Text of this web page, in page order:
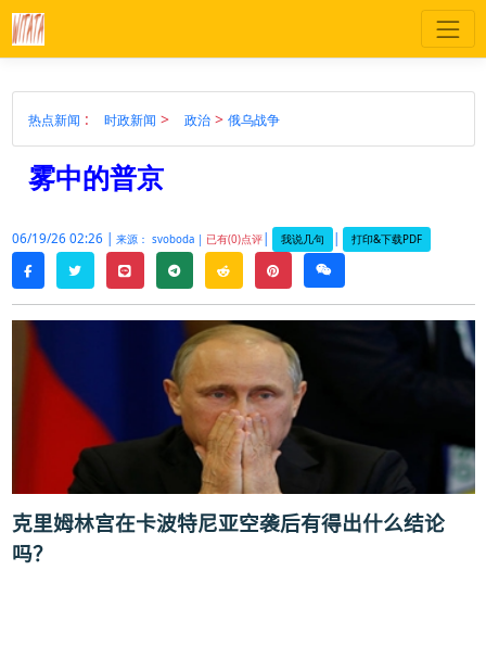
热点新闻 : 时政新闻 > 政治 > 俄乌战争
雾中的普京
06/19/26 02:26 | 来源： svoboda | 已有(0)点评| 我说几句 | 打印&下载PDF
facebooktwitterline telegramreddit pinterestweixin
克里姆林宫在卡波特尼亚空袭后有得出什么结论
吗？